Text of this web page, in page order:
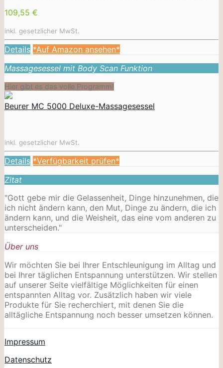
109,55 €
inkl. gesetzlicher MwSt.
Details *Auf Amazon ansehen*
Massagesessel mit Body Scan Funktion
Hier gibt es das volle Programm!
Beurer MC 5000 Deluxe-Massagesessel
inkl. gesetzlicher MwSt.
Details *Verfügbarkeit prüfen*
Zitat
"Gott gebe mir die Gelassenheit, Dinge hinzunehmen, die
ich nicht ändern kann, den Mut, Dinge zu ändern, die ich
ändern kann, und die Weisheit, das eine vom anderen zu
unterscheiden."
Über uns
Wir möchten Sie bei Ihrer Entschleunigung im Alltag und
bei Ihrer täglichen Entspannung unterstützen. Wir stellen
auf unserer Seite vielfältige Möglichkeiten für einen
entspannten Alltag vor. Zusätzlich haben wir viele
Produkte für Sie recherchiert, mit denen Sie die
alltägliche Entspannung noch besser umsetzen können.
Impressum
Datenschutz